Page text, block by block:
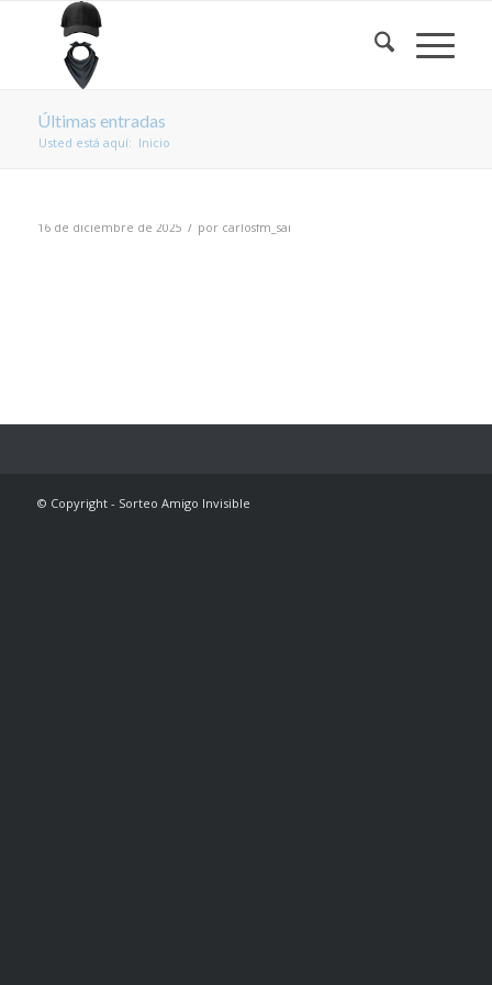
Últimas entradas
Usted está aquí: Inicio
16 de diciembre de 2025 / por carlosfm_sai
© Copyright - Sorteo Amigo Invisible